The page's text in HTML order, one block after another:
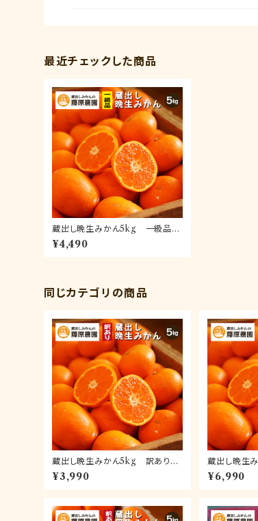
最近チェックした商品
蔵出し晩生みかん5kg 一級品
(送料無料)｜和歌山県海南市下津
町の特産品蔵出しみかんの晩生品
¥4,490
同じカテゴリの商品
蔵出し晩生みかん5kg 訳あり品
(送料無料)｜和歌山県下津町の特
産品蔵出しみかんの晩生品種
¥3,990
蔵出し晩生
品(送料無料
津町の特産
¥6,990